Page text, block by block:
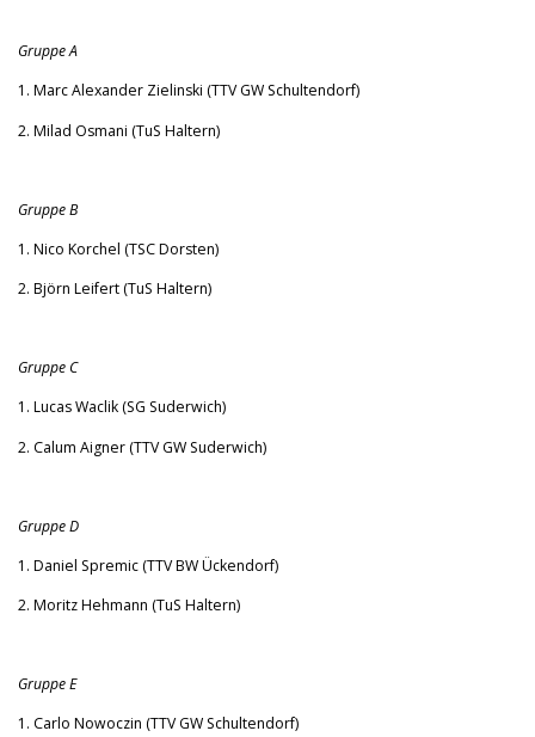
Gruppe A
1. Marc Alexander Zielinski (TTV GW Schultendorf)
2. Milad Osmani (TuS Haltern)
Gruppe B
1. Nico Korchel (TSC Dorsten)
2. Björn Leifert (TuS Haltern)
Gruppe C
1. Lucas Waclik (SG Suderwich)
2. Calum Aigner (TTV GW Suderwich)
Gruppe D
1. Daniel Spremic (TTV BW Ückendorf)
2. Moritz Hehmann (TuS Haltern)
Gruppe E
1. Carlo Nowoczin (TTV GW Schultendorf)